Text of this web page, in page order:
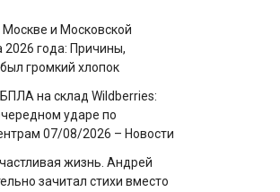
Москве и Московской
2026 года: Причины,
громкий хлопок
на склад Wildberries:
ударе по
07/08/2026 – Новости
жизнь. Андрей
зачитал стихи вместо